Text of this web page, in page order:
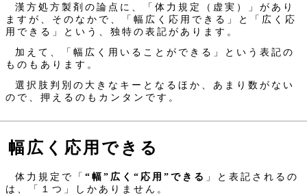
漢方処方製剤の論点に、「体力規定（虚実）」があり
ますが、そのなかで、「幅広く応用できる」と「広く応
用できる」という、独特の表記があります。
加えて、「幅広く用いることができる」という表記の
ものもあります。
選択肢判別の大きなキーとなるほか、あまり数がない
ので、押えるのもカンタンです。
幅広く応用できる
体力規定で「“幅”広く“応用”できる 」と表記されるの
は、「１つ」しかありません。